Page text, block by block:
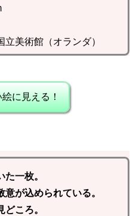
美術館（オランダ）
に見える！
た一枚。
意が込められている。
どころ。